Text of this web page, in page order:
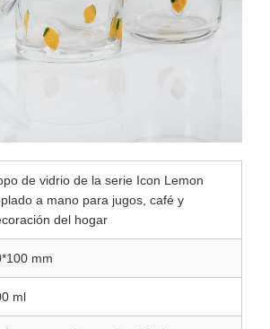
de vidrio de la serie Icon Lemon
a mano para jugos, café y
del hogar
mm
ml